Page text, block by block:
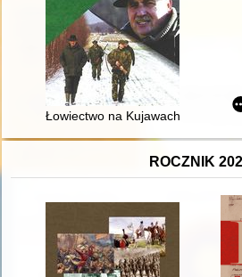
Łowiectwo na Kujawach i
ROCZNIK